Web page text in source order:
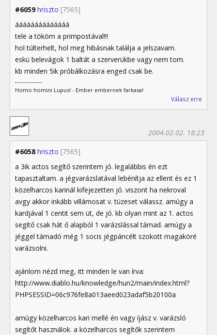
#6059 hriszto [7565]
áááááááááááááá
tele a tököm a primpostával!!!
hol túlterhelt, hol meg hibásnak találja a jelszavam.
eskü belevágok 1 baltát a szerverükbe vagy nem tom.
kb minden 5ik próbálkozásra enged csak be.
Homo homini Lupus! - Ember embernek farkasa!
Válasz erre
#6058 hriszto [7565]
2004.02.02. 18:23
a 3ik actos segítő szerintem jó. legalábbis én ezt
tapasztaltam. a jégvarázslatával lebénítja az ellent és ez 1
közelharcos karinál kifejezetten jó. viszont ha nekroval
avgy akkor inkább villámosat v. tüzeset válassz. amúgy a
kardjával 1 centit sem üt, de jó. kb olyan mint az 1. actos
segítő csak hát ő alapból 1 varázslással támad. amúgy a
jéggel támadó még 1 socis jégpáncélt szokott magaköré
varázsolni.
ajánlom nézd meg, itt minden le van írva:
http://www.diablo.hu/knowledge/hun2/main/index.html?
PHPSESSID=06c976fe8a013aeed023adaf5b20100a
amúgy közelharcos kari mellé én vagy íjász v. varázsló
segítőt használok. a közelharcos segítők szerintem